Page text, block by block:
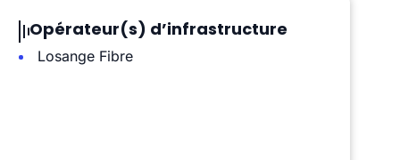
Opérateur(s) d’infrastructure
Losange Fibre